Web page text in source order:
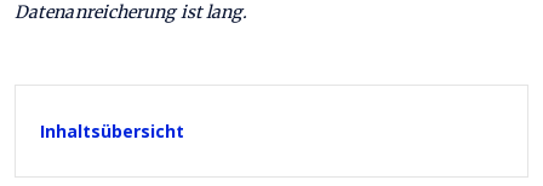
Datenanreicherung ist lang.
Inhaltsübersicht